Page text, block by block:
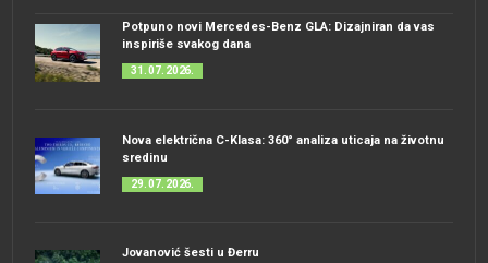
Potpuno novi Mercedes-Benz GLA: Dizajniran da vas
inspiriše svakog dana
31. 07. 2026.
Nova električna C-Klasa: 360° analiza uticaja na životnu
sredinu
29. 07. 2026.
Jovanović šesti u Đerru